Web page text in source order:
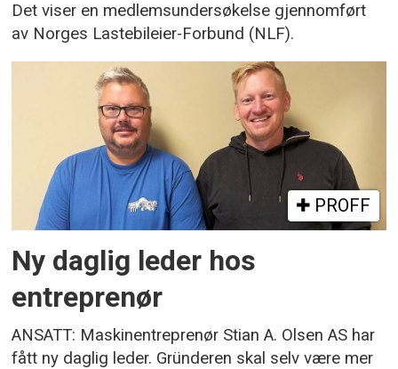
Det viser en medlemsundersøkelse gjennomført
av Norges Lastebileier-Forbund (NLF).
PROFF
Ny daglig leder hos
entreprenør
ANSATT: Maskinentreprenør Stian A. Olsen AS har
fått ny daglig leder. Gründeren skal selv være mer